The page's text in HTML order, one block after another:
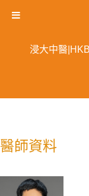
醫師資料
浸大中醫